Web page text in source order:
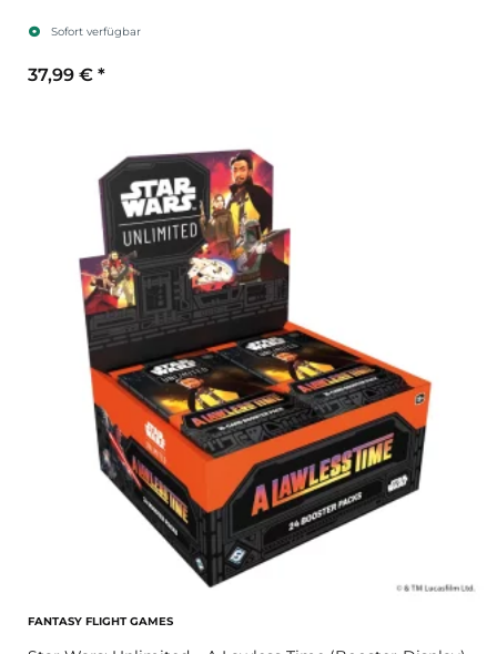
Sofort verfügbar
37,99 € *
FANTASY FLIGHT GAMES